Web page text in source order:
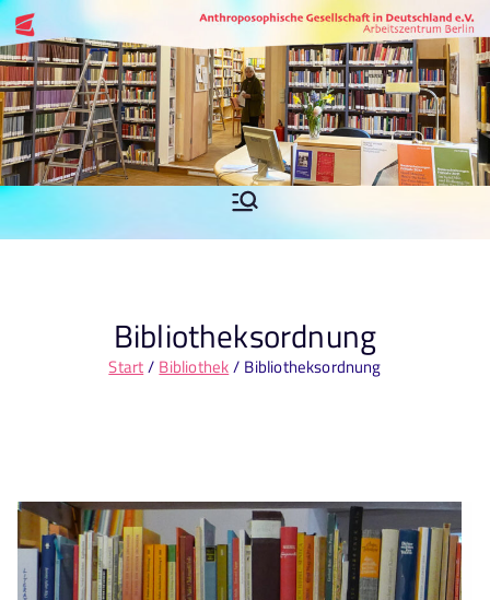
Zum
Inhalt
springen
Anthroposop
Gesellschaft
in
Arbeitszentrum Berlin
Bibliotheksordnung
Start Bibliothek Bibliotheksordnung